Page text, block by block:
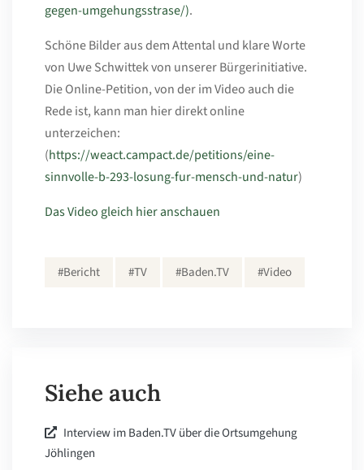
gegen-umgehungsstrase/).
Schöne Bilder aus dem Attental und klare Worte
von Uwe Schwittek von unserer Bürgerinitiative.
Die Online-Petition, von der im Video auch die
Rede ist, kann man hier direkt online
unterzeichen:
(https://weact.campact.de/petitions/eine-
sinnvolle-b-293-losung-fur-mensch-und-natur)
Das Video gleich hier anschauen
#Bericht #TV #Baden.TV #Video
Siehe auch
Interview im Baden.TV über die Ortsumgehung
Jöhlingen